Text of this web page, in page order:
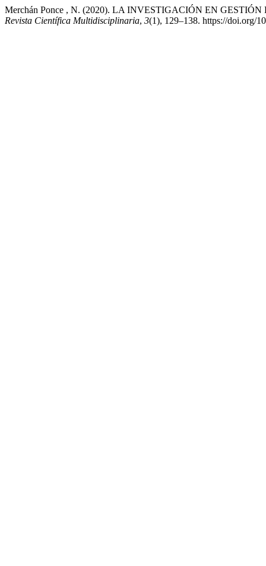
Merchán Ponce , N. (2020). LA INVESTIGACIÓN EN
Revista Científica Multidisciplinaria, 3(1), 129–138. https://doi.org/